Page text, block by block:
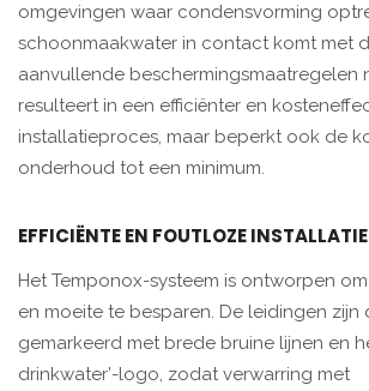
omgevingen waar condensvorming
schoonmaakwater in contact komt met
aanvullende beschermingsmaatregelen
resulteert in een efficiënter en
installatieproces, maar beperkt ook de
onderhoud tot een minimum.
EFFICIËNTE EN FOUTLOZE INSTALLATIE
Het Temponox-systeem is ontworpen
en moeite te besparen. De leidingen zijn
gemarkeerd met brede bruine lijnen en
drinkwater’-logo, zodat verwarring met